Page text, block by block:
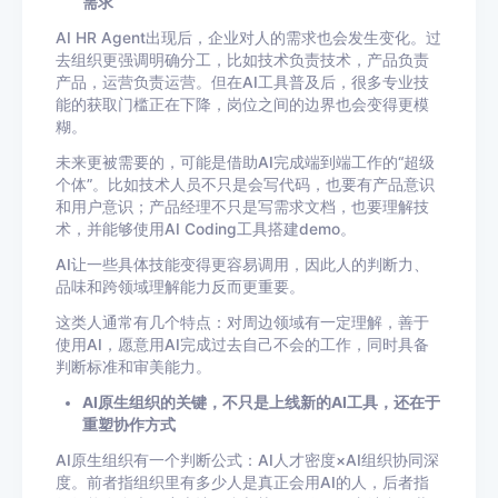
AI HR Agent出现后，企业对人的需求也会发生变化。过
去组织更强调明确分工，比如技术负责技术，产品负责
产品，运营负责运营。但在AI工具普及后，很多专业技
能的获取门槛正在下降，岗位之间的边界也会变得更模
糊。
未来更被需要的，可能是借助AI完成端到端工作的“超级
个体”。比如技术人员不只是会写代码，也要有产品意识
和用户意识；产品经理不只是写需求文档，也要理解技
术，并能够使用AI Coding工具搭建demo。
AI让一些具体技能变得更容易调用，因此人的判断力、
品味和跨领域理解能力反而更重要。
这类人通常有几个特点：对周边领域有一定理解，善于
使用AI，愿意用AI完成过去自己不会的工作，同时具备
判断标准和审美能力。
AI原生组织的关键，不只是上线新的AI工具，还在于
重塑协作方式
AI原生组织有一个判断公式：AI人才密度×AI组织协同深
度。前者指组织里有多少人是真正会用AI的人，后者指